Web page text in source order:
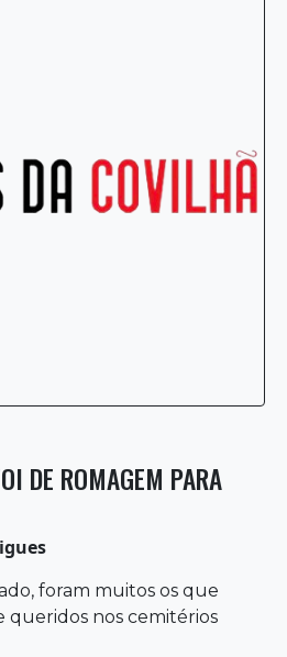
DE ROMAGEM PARA
foram muitos os que
queridos nos cemitérios